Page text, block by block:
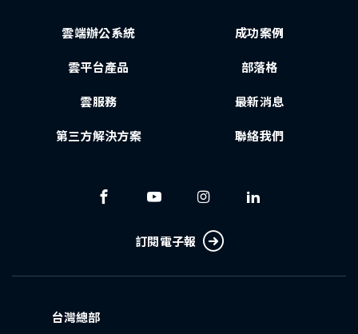
雲端辦公系統
雲平台產品
雲服務
第三方解決方案
成功案例
部落格
最新消息
聯絡我們
訂閱電子報
台灣總部